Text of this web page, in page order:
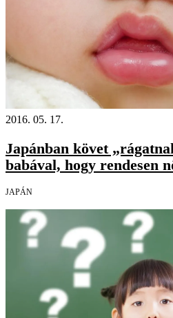
2016. 05. 17.
Japánban követ
babával, hogy rendesen
JAPÁN